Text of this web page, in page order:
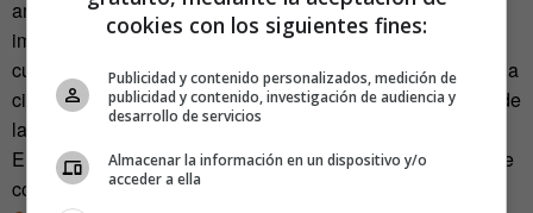
ambiente rancio de la Guerra Fría. Era un escenario donde
imperaba el miedo a un desastre nuclear, a los misiles
cubanos… Estos hippies se fueron al monte y abandonan la
civilización tal y como la conocían. Pero no prescindieron de
la tecnología”.
El manual de instrucciones de esa nueva civilización se fue
construyendo en un fanzine. Se llamaba
cookies con los siguientes fines:
Publicidad y contenido personalizados, medición de
publicidad y contenido, investigación de audiencia y
desarrollo de servicios
Almacenar la información en un dispositivo y/o
acceder a ella